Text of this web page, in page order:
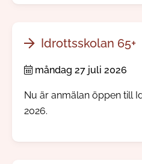
allvarligt händer. Ingen
Idrottsskolan 65+
måndag 27 juli 2026
Nu är anmälan öppen till
2026.